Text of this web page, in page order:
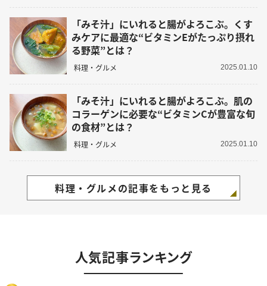
「みそ汁」にいれると腸がよろこぶ。くす
みケアに最適な“ビタミンEがたっぷり摂れ
る野菜”とは？
料理・グルメ 2025.01.10
「みそ汁」にいれると腸がよろこぶ。肌の
コラーゲンに必要な“ビタミンCが豊富な旬
の食材”とは？
料理・グルメ 2025.01.10
料理・グルメの記事をもっと見る
人気記事ランキング